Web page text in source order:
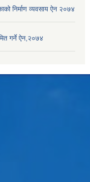
निर्माण व्यवसाय ऐन २०७४
गर्ने ऐन,२०७४